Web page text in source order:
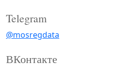
Telegram
@mosregdata
ВКонтакте